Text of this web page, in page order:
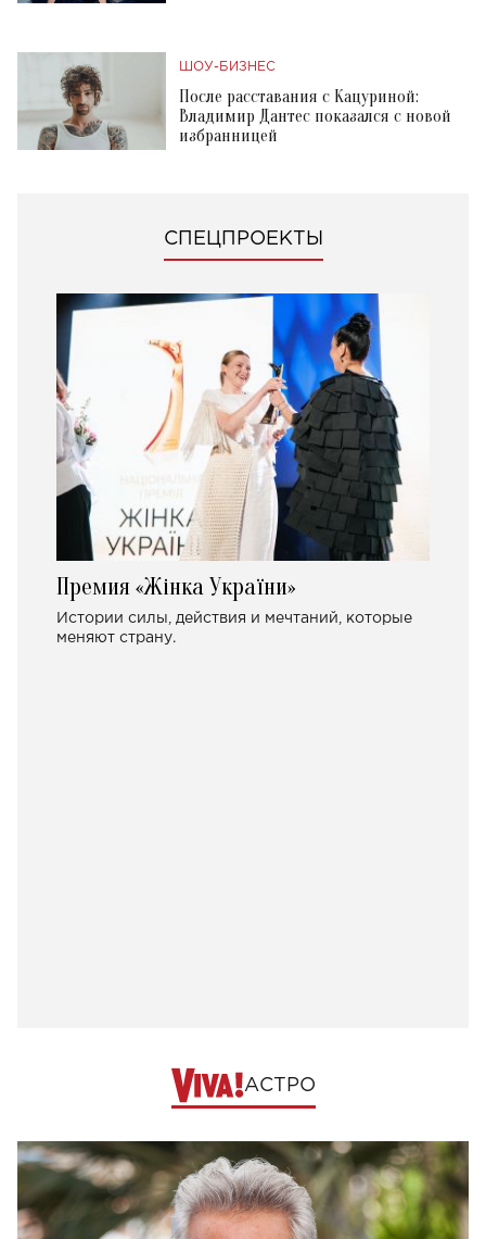
ШОУ-БИЗНЕС
После расставания с Кацуриной:
Владимир Дантес показался с новой
избранницей
СПЕЦПРОЕКТЫ
Премия «Жінка України»
Истории силы, действия и мечтаний, которые
меняют страну.
АСТРО